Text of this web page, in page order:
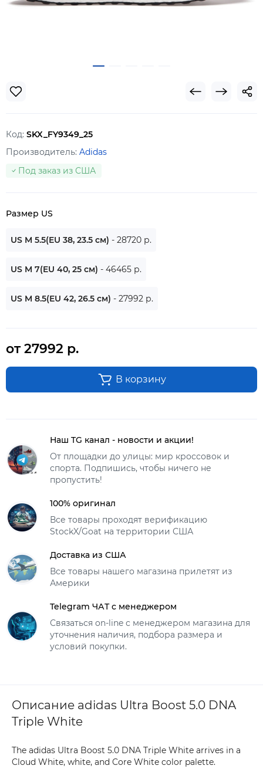
Код: SKX_FY9349_25
Производитель: Adidas
Под заказ из США
Размер US
US M 5.5(EU 38, 23.5 см) - 28720 р.
US M 7(EU 40, 25 см) - 46465 р.
US M 8.5(EU 42, 26.5 см) - 27992 р.
от 27992 р.
В корзину
Наш TG канал - новости и акции!
От площадки до улицы: мир кроссовок и
спорта. Подпишись, чтобы ничего не
пропустить!
100% оригинал
Все товары проходят верификацию
StockX/Goat на территории США
Доставка из США
Все товары нашего магазина прилетят из
Америки
Telegram ЧАТ с менеджером
Связаться on-line с менеджером магазина для
уточнения наличия, подбора размера и
условий покупки.
Описание adidas Ultra Boost 5.0 DNA
Triple White
The adidas Ultra Boost 5.0 DNA Triple White arrives in a
Cloud White, white, and Core White color palette.